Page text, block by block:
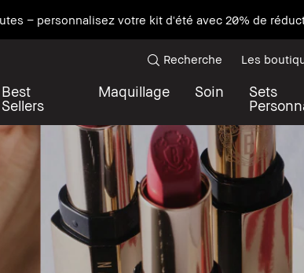
– personnalisez votre kit d'été avec 20% de
Best
Sellers
Maquillage Soin
Sets
Recherche Les